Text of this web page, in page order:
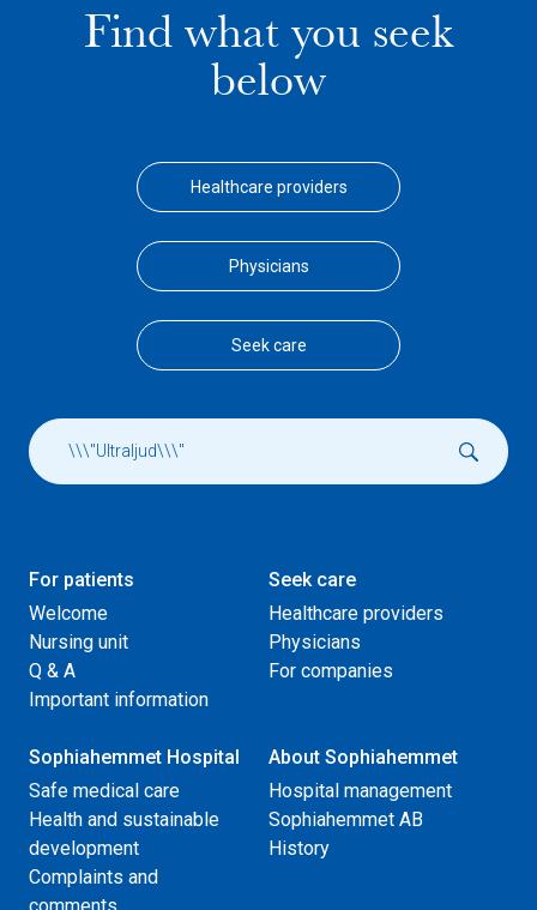
Find what you seek
below
Healthcare providers
Physicians
Seek care
For patients
Welcome
Nursing unit
Q & A
Important information
Seek care
Healthcare providers
Physicians
For companies
Sophiahemmet Hospital
Safe medical care
Health and sustainable
development
Complaints and
About Sophiahemmet
Hospital management
Sophiahemmet AB
History